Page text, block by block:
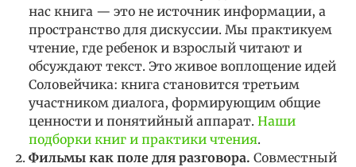
нас книга — это не источник информации, а
пространство для дискуссии. Мы практикуем
чтение, где ребенок и взрослый читают и
обсуждают текст. Это живое воплощение идей
Соловейчика: книга становится третьим
участником диалога, формирующим общие
ценности и понятийный аппарат. Наши
подборки книг и практики чтения.
Фильмы как поле для разговора. Совместный